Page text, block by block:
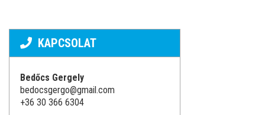
KAPCSOLAT
Bedőcs Gergely
bedocsgergo@gmail.com
+36 30 366 6304